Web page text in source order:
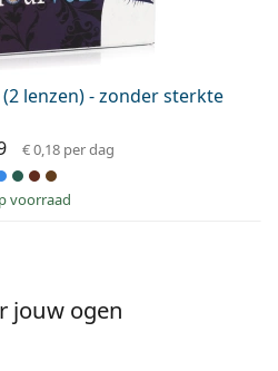
(2 lenzen) - zonder sterkte
€ 0,18 per dag
op voorraad
jouw ogen